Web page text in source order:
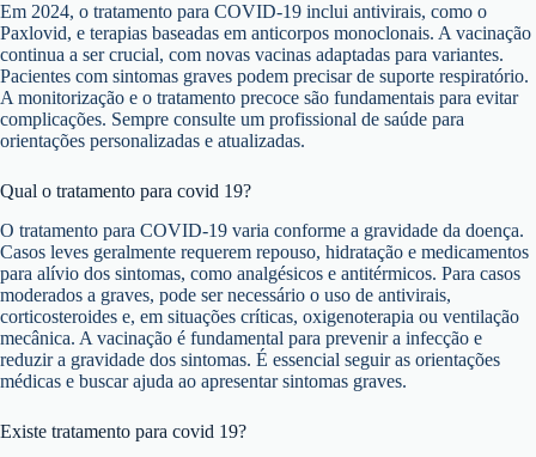
Em 2024, o tratamento para COVID-19 inclui antivirais, como o
Paxlovid, e terapias baseadas em anticorpos monoclonais. A vacinação
continua a ser crucial, com novas vacinas adaptadas para variantes.
Pacientes com sintomas graves podem precisar de suporte respiratório.
A monitorização e o tratamento precoce são fundamentais para evitar
complicações. Sempre consulte um profissional de saúde para
orientações personalizadas e atualizadas.
Qual o tratamento para covid 19?
O tratamento para COVID-19 varia conforme a gravidade da doença.
Casos leves geralmente requerem repouso, hidratação e medicamentos
para alívio dos sintomas, como analgésicos e antitérmicos. Para casos
moderados a graves, pode ser necessário o uso de antivirais,
corticosteroides e, em situações críticas, oxigenoterapia ou ventilação
mecânica. A vacinação é fundamental para prevenir a infecção e
reduzir a gravidade dos sintomas. É essencial seguir as orientações
médicas e buscar ajuda ao apresentar sintomas graves.
Existe tratamento para covid 19?